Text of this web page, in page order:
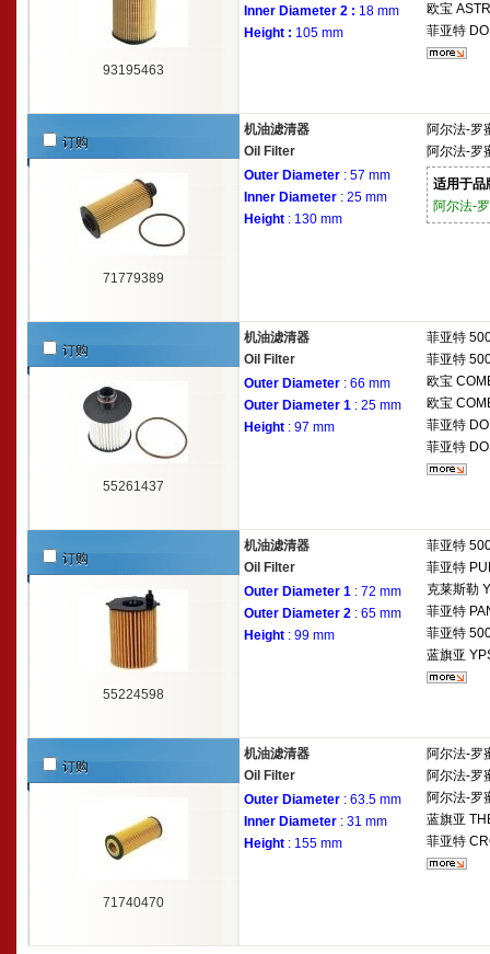
93195463
Inner Diameter 2 : 18 mm
Height : 105 mm
欧宝
菲亚特
订购
71779389
机油滤清器
Oil Filter
Outer Diameter : 57 mm
Inner Diameter : 25 mm
Height : 130 mm
阿尔法-罗
阿尔法-罗
适用于品
阿尔法-
订购
55261437
机油滤清器
Oil Filter
Outer Diameter : 66 mm
Outer Diameter 1 : 25 mm
Height : 97 mm
菲亚特
菲亚特
欧宝
欧宝
菲亚特
菲亚特
订购
55224598
机油滤清器
Oil Filter
Outer Diameter 1 : 72 mm
Outer Diameter 2 : 65 mm
Height : 99 mm
菲亚特
菲亚特
克莱斯勒
菲亚特
菲亚特
蓝旗亚
订购
71740470
机油滤清器
Oil Filter
Outer Diameter : 63.5 mm
Inner Diameter : 31 mm
Height : 155 mm
阿尔法-罗
阿尔法-罗
阿尔法-罗
蓝旗亚
菲亚特